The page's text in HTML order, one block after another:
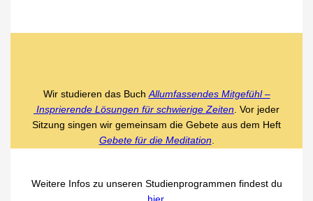
Wir studieren das BuchAllumfassendes Mitgefühl –
Insprierende Lösungen für schwierige Zeiten. Vor jeder
Sitzung singen wir gemeinsam die Gebete aus dem Heft
Gebete für die Meditation.
Weitere Infos zu unseren Studienprogrammen findest du